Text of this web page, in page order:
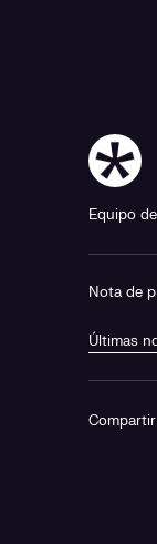
Equipo
Nota de
Últimas
Compartir